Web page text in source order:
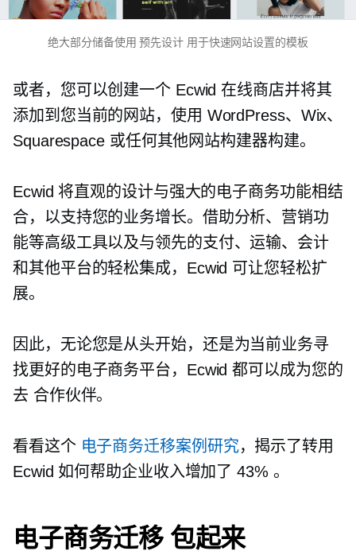
绝大部分储备使用预先设计用于快速网站设置的模板
或者，您可以创建一个 Ecwid 在线商店并将其
添加到您当前的网站，使用 WordPress、Wix、
Squarespace 或任何其他网站构建器构建。
Ecwid 将直观的设计与强大的电子商务功能相结
合，以支持您的业务增长。借助分析、营销功
能等高级工具以及与领先的支付、运输、会计
和其他平台的轻松集成，Ecwid 可让您轻松扩
展。
因此，无论您是从头开始，还是为当前业务寻
找更好的电子商务平台，Ecwid 都可以成为您的
去 合作伙伴。
看看这个 电子商务迁移案例研究，揭示了转用
Ecwid 如何帮助企业收入增加了 43% 。
电子商务迁移 包起来